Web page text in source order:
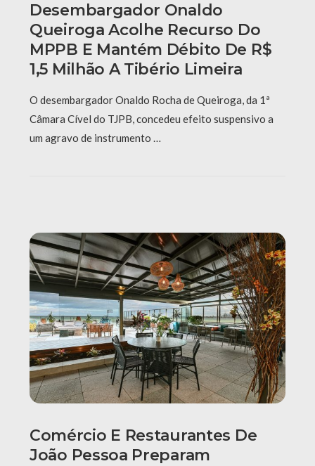
Desembargador Onaldo
Queiroga Acolhe Recurso Do
MPPB E Mantém Débito De R$
1,5 Milhão A Tibério Limeira
O desembargador Onaldo Rocha de Queiroga, da 1ª
Câmara Cível do TJPB, concedeu efeito suspensivo a
um agravo de instrumento …
Comércio E Restaurantes De
João Pessoa Preparam